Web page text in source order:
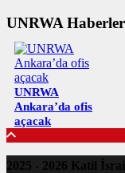
UNRWA
UNRWA
Ankara’da ofis
açacak
2025 - 2026 Katil